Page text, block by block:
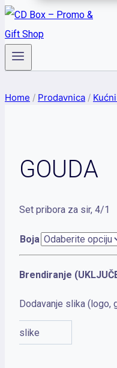
Home / Prodavnica /
GOUDA
Set pribora za sir, 4/1
Boja
Brendiranje
Dodavanje slika (logo,
slike